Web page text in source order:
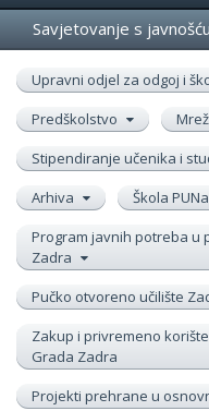
Savjetovanje s javnošću
Upravni odjel za odgoj i
Predškolstvo
Stipendiranje učenika i
Arhiva
Škola
Program javnih potreba u
Zadra
Pučko otvoreno učilište
Zakup i privremeno
Grada Zadra
Projekti prehrane u